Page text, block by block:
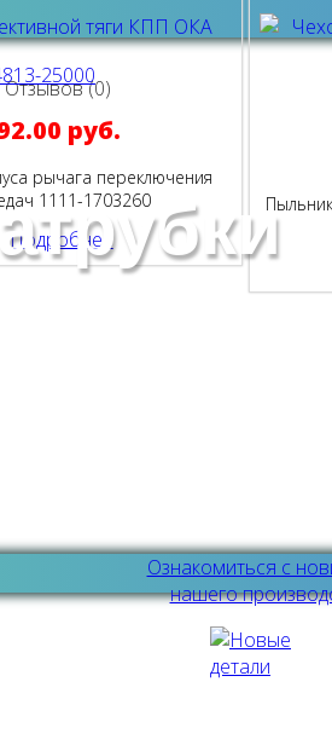
Отзывов (0)
руб.
рычага переключения
1111-1703260
Подробнее
Ознакомиться с
нашего